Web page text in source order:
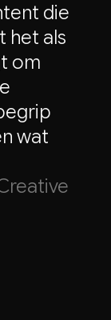
die
het als
om
wat